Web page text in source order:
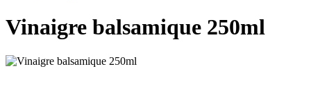
Vinaigre balsamique 250ml